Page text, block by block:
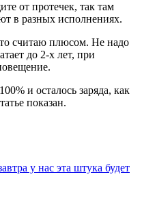
от протечек, так там
в разных исполнениях.
считаю плюсом. Не надо
до 2-х лет, при
и осталось заряда, как
показан.
у нас эта штука будет